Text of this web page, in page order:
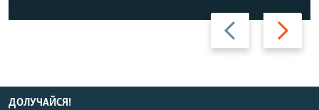
Назад Вперед
ДОЛУЧАЙСЯ!